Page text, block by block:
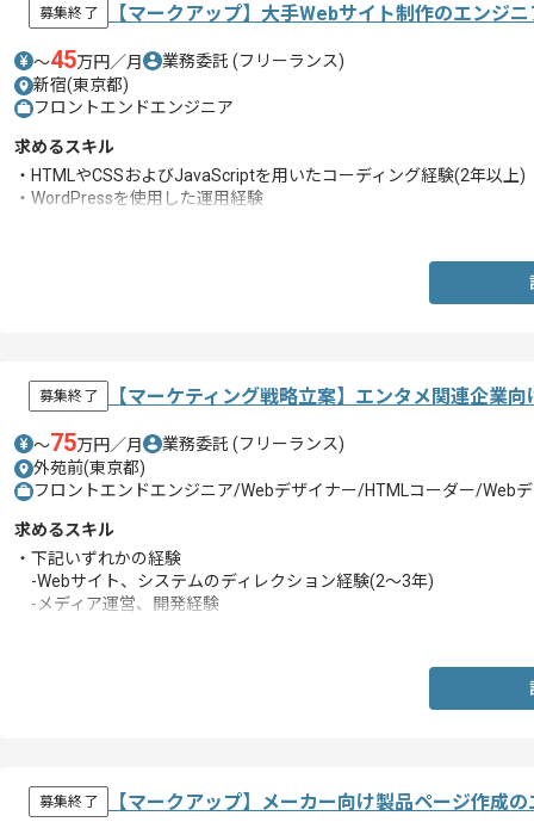
募集終了 【マークアップ】大手Webサイト制作のエンジ
〜45万円／月 業務委託 (フリーランス)
新宿(東京都)
フロントエンドエンジニア
求めるスキル
・HTMLやCSSおよびJavaScriptを用いたコーディング経験(2年以上)
・WordPressを使用した運用経験
募集終了 【マーケティング戦略立案】エンタメ関連企業
〜75万円／月 業務委託 (フリーランス)
外苑前(東京都)
フロントエンドエンジニア/Webデザイナー/HTMLコーダー/Web
求めるスキル
・下記いずれかの経験
-Webサイト、システムのディレクション経験(2～3年)
-メディア運営、開発経験
募集終了 【マークアップ】メーカー向け製品ページ作成